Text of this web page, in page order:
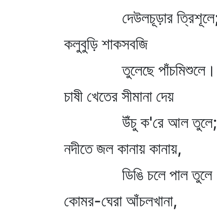
দেউলচূড়ার
কলুবুড়ি শাকসবজি
তুলেছে পাঁচমিশুলে।
চাষী খেতের সীমানা দেয়
উঁচু ক'রে আল তুলে;
নদীতে জল কানায় কানায়,
ডিঙি চলে পাল
কোমর-ঘেরা আঁচলখানা,